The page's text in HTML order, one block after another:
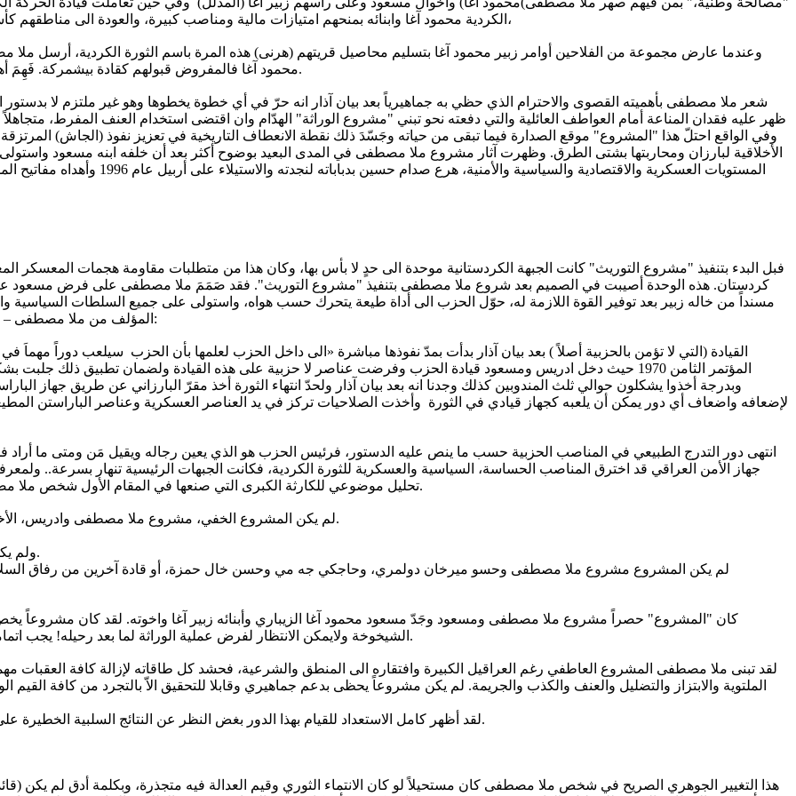
الكردية محمود آغا وابنائه بمنحهم امتيازات مالية ومناصب كبيرة، والعودة الى مناطقهم كأسياد وفق النظام الاقطاعي المعمول به في خمسينات القرن العشرين،
وعندما عارض مجموعة من الفلاحين أوامر زبير محمود آغا بتسليم محاصيل قريتهم (هرنى) هذه المرة باسم الثورة الكردية، أرسل ملا
محمود آغا فالمفروض قبولهم كقادة بيشمركة. فَهِمَ أهل القرية أن زبير آغا يستمد سلطته المباشرة من شخص ملا مصطفى.
شعر ملا مصطفى بأهميته القصوى والاحترام الذي حظي به جماهيرياً بعد بيان آذار انه حرّ في أي خطوة يخطوها وهو غير ملتزم لا بدستور
ظهر عليه فقدان المناعة أمام العواطف العائلية والتي دفعته نحو تبني "مشروع الوراثة" الهدّام وان اقتضى استخدام العنف المفرط،
وفي الواقع احتلّ هذا "المشروع" موقع الصدارة فيما تبقى من حياته وجَسّدَ ذلك نقطة الانعطاف التاريخية في تعزيز نفوذ (الجاش)
الأخلاقية لبارزان ومحاربتها بشتى الطرق. وظهرت آثار مشروع ملا مصطفى في المدى البعيد بوضوح أكثر بعد أن خلفه ابنه مسعود
المستويات العسكرية والاقتصادية
فبل البدء بتنفيذ "مشروع التوريث" كانت الجبهة الكردستانية موحدة الى حدٍ لا بأس بها، وكان هذا من متطلبات مقاومة هجمات المعسكر
كردستان. هذه الوحدة أصيبت في الصميم بعد شروع ملا مصطفى بتنفيذ "مشروع التوريث". فقد صَمَمَ ملا مصطفى على فرض مسعود
مسنداً من خاله زبير بعد توفير القوة اللازمة له، حوّل الحزب الى أداة طيعة يتحرك حسب هواه، واستولى على جميع السلطات السياسية
المؤلف من ملا مصطفى – ادريس -مسعود) يقول الدكتور محمود عثمان المطلع على خفايا الأمور:
المؤتمر الثامن 1970 حيث دخل ادريس ومسعود قيادة الحزب وفرضت عناصر لا حزبية على هذه القيادة ولضمان تطبيق ذلك
وبدرجة أخذوا يشكلون حوالي ثلث المندوبين كذلك وجدنا انه بعد بيان آذار ولحدّ انتهاء الثورة أخذ مقرّ البارزاني عن طريق
لإضعافه واضعاف أي دور يمكن أن يلعبه كجهاز قيادي في الثورة وأخذت الصلاحيات تركز في يد العناصر العسكرية وعناصر الباراستن
جهاز الأمن العراقي قد اخترق المناصب الحساسة، السياسية والعسكرية للثورة الكردية، فكانت الجبهات الرئيسية تنهار بسرعة..
تحليل موضوعي للكارثة الكبرى التي صنعها في المقام الأول شخص ملا مصطفى بنزعته الاستبدادية المفرطة وعدم أهليته وتهربه من المسؤولية.
لم يكن المشروع الخفي، مشروع ملا مصطفى وادريس، الأخير وصف "المشروع" بآلـ "هدّام" وعاملاً هاماً لسقوط الحركة الكردية.
ولم يكن مشروع ملا مصطفى وعثمان (نجل شيخ بارزان) والأخير وقف ضده.
لم يكن المشروع مشروع ملا مصطفى وحسو ميرخان دولمري، وحاجكي جه مي وحسن خال حمزة، أو قادة آخرين من رفاق السلاح
كان "المشروع" حصراً مشروع ملا مصطفى ومسعود وجَدّ مسعود محمود آغا الزيباري وأبنائه زبير آغا واخوته. لقد كان مشروعاً
الشيخوخة ولايمكن الانتظار لفرض عملية الوراثة لما بعد رحيله! يجب اتمامها وهو على قيد الحياة. كان كل شيء ملحاً وضاغطاً لا مجال للانتظار.
لقد تبنى ملا مصطفى المشروع العاطفي رغم العراقيل الكبيرة وافتقاره الى المنطق والشرعية، فحشد كل طاقاته لإزالة كافة
الملتوية والابتزاز والتضليل والعنف والكذب والجريمة. لم يكن مشروعاً يحظى بدعم جماهيري وقابلا للتحقيق الاّ بالتجرد من كافة القيم
لقد أظهر كامل الاستعداد للقيام بهذا الدور بغض النظر عن النتائج السلبية الخطيرة على الأمد البعيد. فكان أول خطوة تتمثل في إزالة العقبات مهما غلا الثمن.
هذا التغيير الجوهري الصريح في شخص ملا مصطفى كان مستحيلاً لو كان الانتماء الثوري وقيم العدالة فيه متجذرة، وبكلمة أدق لم يكن